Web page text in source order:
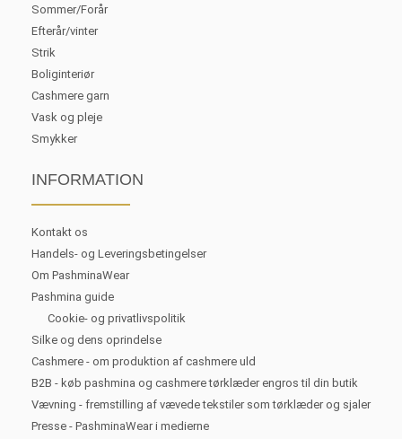
Sommer/Forår
Efterår/vinter
Strik
Boliginteriør
Cashmere garn
Vask og pleje
Smykker
INFORMATION
Kontakt os
Handels- og Leveringsbetingelser
Om PashminaWear
Pashmina guide
Cookie- og privatlivspolitik
Silke og dens oprindelse
Cashmere - om produktion af cashmere uld
B2B - køb pashmina og cashmere tørklæder engros til din butik
Vævning - fremstilling af vævede tekstiler som tørklæder og sjaler
Presse - PashminaWear i medierne